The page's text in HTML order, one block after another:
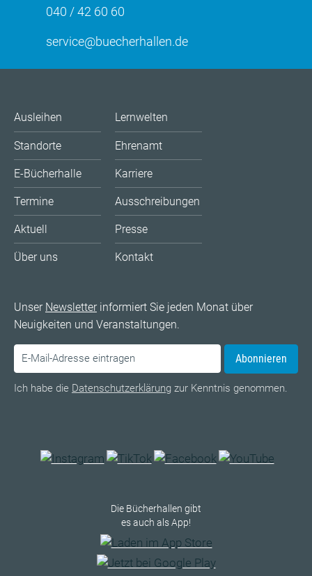
040 / 42 60 60
service@buecherhallen.de
Ausleihen
Standorte
E-Bücherhalle
Termine
Aktuell
Über uns
Lernwelten
Ehrenamt
Karriere
Ausschreibungen
Presse
Kontakt
Unser Newsletterinformiert Sie jeden Monat über
Neuigkeiten und Veranstaltungen.
Abonnieren
Ich habe die Datenschutzerklärung zur Kenntnis genommen.
Die Bücherhallen gibt
es auch als App!